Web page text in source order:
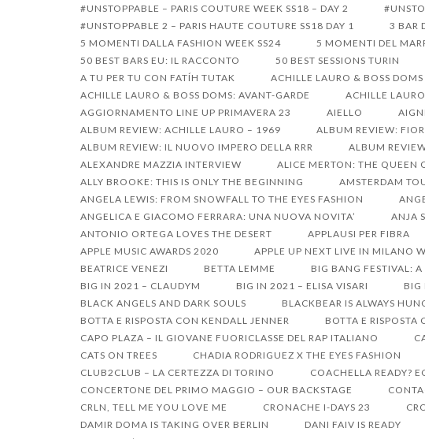
#UNSTOPPABLE – PARIS COUTURE WEEK SS18 – DAY 2
#UNSTOPPABLE 2 – PARIS HAUTE COUTURE SS18 DAY 1
3 BAR
5 MOMENTI DALLA FASHION WEEK SS24
5 MOMENTI DEL
50 BEST BARS EU: IL RACCONTO
50 BEST SESSIONS TURIN
A TU PER TU CON FATÍH TUTAK
ACHILLE LAURO & BOSS
ACHILLE LAURO & BOSS DOMS: AVANT-GARDE
ACHILLE
AGGIORNAMENTO LINE UP PRIMAVERA 23
AIELLO
ALBUM REVIEW: ACHILLE LAURO – 1969
ALBUM REVIEW:
ALBUM REVIEW: IL NUOVO IMPERO DELLA RRR
ALBUM
ALEXANDRE MAZZIA INTERVIEW
ALICE MERTON: THE QUEEN
ALLY BROOKE: THIS IS ONLY THE BEGINNING
AMSTERDAM
ANGELA LEWIS: FROM SNOWFALL TO THE EYES FASHION
ANGELICA E GIACOMO FERRARA: UNA NUOVA NOVITA’
ANJA
ANTONIO ORTEGA LOVES THE DESERT
APPLAUSI PER FIBRA
APPLE MUSIC AWARDS 2020
APPLE UP NEXT LIVE IN MILANO
BEATRICE VENEZI
BETTA LEMME BIG BANG FESTIVAL:
BIG IN 2021 – CLAUDYM
BIG IN 2021 – ELISA VISARI BIG
BLACK ANGELS AND DARK SOULS
BLACKBEAR IS ALWAYS
BOTTA E RISPOSTA CON KENDALL JENNER
BOTTA E
CAPO PLAZA – IL GIOVANE FUORICLASSE DEL RAP ITALIANO
CATS ON TREES
CHADIA RODRIGUEZ X THE EYES FASHION
CLUB2CLUB – LA CERTEZZA DI TORINO
COACHELLA READY?
CONCERTONE DEL PRIMO MAGGIO – OUR BACKSTAGE
CRLN, TELL ME YOU LOVE ME
CRONACHE I-DAYS 23
DAMIR DOMA IS TAKING OVER BERLIN
DANI FAIV IS READY